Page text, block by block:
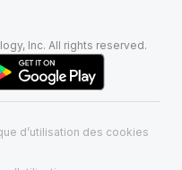
Inc. All rights reserved.
d’utilisation des cookies